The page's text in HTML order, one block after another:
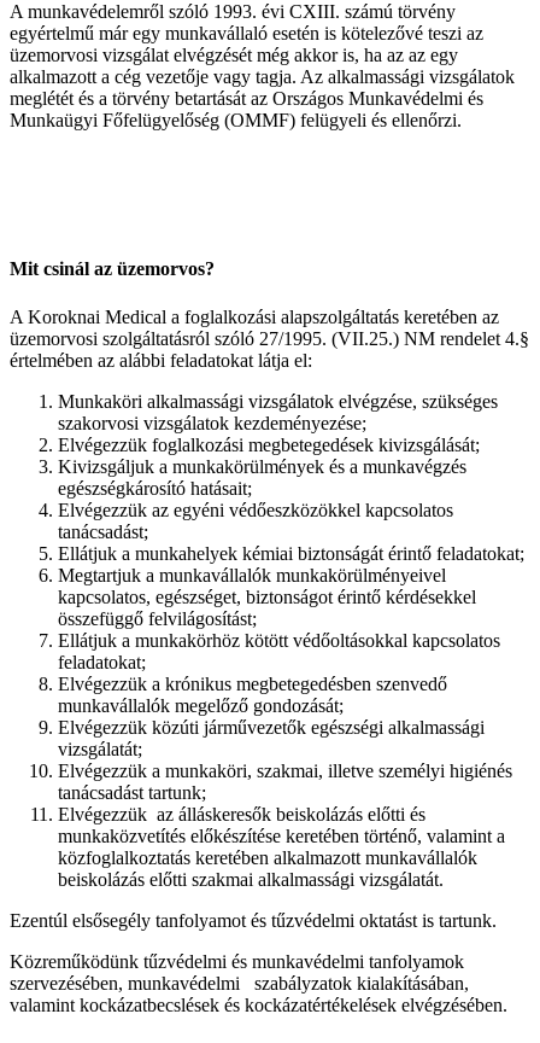
A munkavédelemről szóló 1993. évi CXIII. számú törvény
egyértelmű már egy munkavállaló esetén is kötelezővé teszi az
üzemorvosi vizsgálat elvégzését még akkor is, ha az az egy
alkalmazott a cég vezetője vagy tagja. Az alkalmassági vizsgálatok
meglétét és a törvény betartását az Országos Munkavédelmi és
Munkaügyi Főfelügyelőség (OMMF) felügyeli és ellenőrzi.
Mit csinál az üzemorvos?
A Koroknai Medical a foglalkozási alapszolgáltatás keretében az
üzemorvosi szolgáltatásról szóló 27/1995. (VII.25.) NM rendelet 4.§
értelmében az alábbi feladatokat látja el:
Munkaköri alkalmassági vizsgálatok elvégzése, szükséges
szakorvosi vizsgálatok kezdeményezése;
Elvégezzük foglalkozási megbetegedések kivizsgálását;
Kivizsgáljuk a munkakörülmények és a munkavégzés
egészségkárosító hatásait;
Elvégezzük az egyéni védőeszközökkel kapcsolatos
tanácsadást;
Ellátjuk a munkahelyek kémiai biztonságát érintő feladatokat;
Megtartjuk a munkavállalók munkakörülményeivel
kapcsolatos, egészséget, biztonságot érintő kérdésekkel
összefüggő felvilágosítást;
Ellátjuk a munkakörhöz kötött védőoltásokkal kapcsolatos
feladatokat;
Elvégezzük a krónikus megbetegedésben szenvedő
munkavállalók megelőző gondozását;
Elvégezzük közúti járművezetők egészségi alkalmassági
vizsgálatát;
Elvégezzük a munkaköri, szakmai, illetve személyi higiénés
tanácsadást tartunk;
Elvégezzük az álláskeresők beiskolázás előtti és
munkaközvetítés előkészítése keretében történő, valamint a
közfoglalkoztatás keretében alkalmazott munkavállalók
beiskolázás előtti szakmai alkalmassági vizsgálatát.
Ezentúl elsősegély tanfolyamot és tűzvédelmi oktatást is tartunk.
Közreműködünk tűzvédelmi és munkavédelmi tanfolyamok
szervezésében, munkavédelmi szabályzatok kialakításában,
valamint kockázatbecslések és kockázatértékelések elvégzésében.